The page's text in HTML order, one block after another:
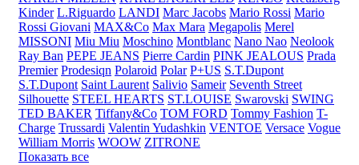
Kinder L.Riguardo LANDI Marc Jacobs Mario Rossi Mario
Rossi Giovani MAX&Co Max Mara Megapolis Merel
MISSONI Miu Miu Moschino Montblanc Nano Nao Neolook
Ray Ban PEPE JEANS Pierre Cardin PINK JEALOUS Prada
Premier Prodesiqn Polaroid Polar P+US S.T.Dupont
S.T.Dupont Saint Laurent Salivio Sameir Seventh Street
Silhouette STEEL HEARTS ST.LOUISE Swarovski SWING
TED BAKER Tiffany&Co TOM FORD Tommy Fashion T-
Charge Trussardi Valentin Yudashkin VENTOE Versace Vogue
William Morris WOOW ZITRONE
Показать все